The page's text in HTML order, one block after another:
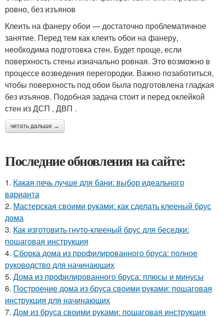
ровно, без изъянов
Клеить на фанеру обои — достаточно проблематичное
занятие. Перед тем как клеить обои на фанеру,
необходима подготовка стен. Будет проще, если
поверхность стены изначально ровная. Это возможно в
процессе возведения перегородки. Важно позаботиться,
чтобы поверхность под обои была подготовлена гладкая
без изъянов. Подобная задача стоит и перед оклейкой
стен из ДСП , ДВП .
читать дальше →
Последние обновления на сайте:
1. Какая печь лучше для бани: выбор идеального
варианта
2. Мастерская своими руками: как сделать клееный брус
дома
3. Как изготовить гнуто-клееный брус для беседки:
пошаговая инструкция
4. Сборка дома из профилированного бруса: полное
руководство для начинающих
5. Дома из профилированного бруса: плюсы и минусы
6. Построение дома из бруса своими руками: пошаговая
инструкция для начинающих
7. Дом из бруса своими руками: пошаговая инструкция